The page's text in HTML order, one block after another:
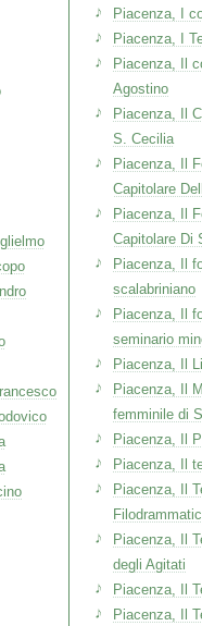
Piacenza, I
Piacenza, I
Piacenza, Il
Agostino
Piacenza, Il
S. Cecilia
Piacenza, Il
Capitolare
Piacenza, Il
Capitolare Di
Piacenza, Il
scalabriniano
Piacenza, Il
seminario
Piacenza, Il
Piacenza, Il
femminile di
Piacenza, Il
Piacenza, Il
Piacenza, Il
Piacenza, Il
degli Agitati
Piacenza, Il
Piacenza, Il